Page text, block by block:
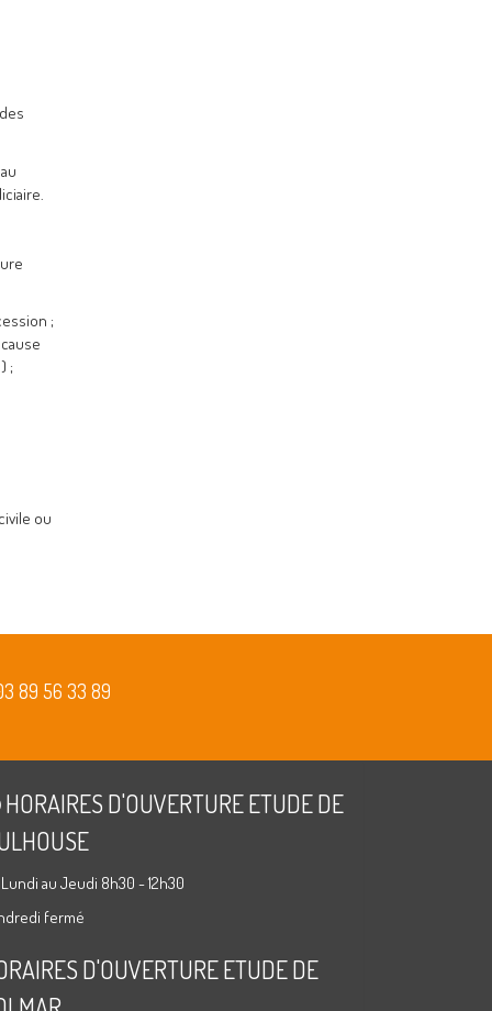
;
;
ou
89 56 33 89
HORAIRES D'OUVERTURE ETUDE DE
au Jeudi 8h30 - 12h30
fermé
D'OUVERTURE ETUDE DE